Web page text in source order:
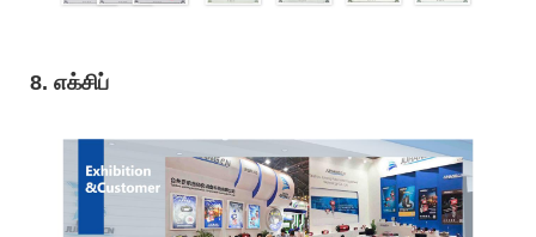
8. எக்சிப்